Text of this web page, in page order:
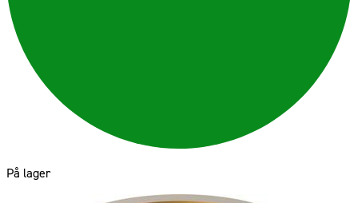
På lager